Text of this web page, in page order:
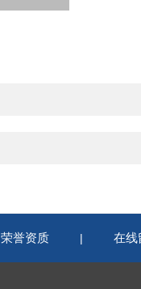
荣誉资质 | 在线